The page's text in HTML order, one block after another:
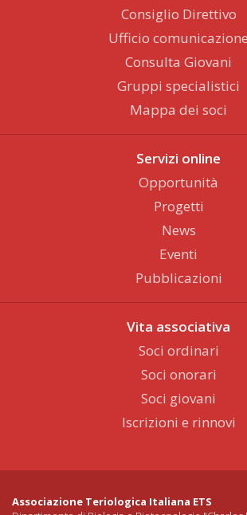
Consiglio Direttivo
Ufficio comunicazione
Consulta Giovani
Gruppi specialistici
Mappa dei soci
Servizi online
Opportunità
Progetti
News
Eventi
Pubblicazioni
Vita associativa
Soci ordinari
Soci onorari
Soci giovani
Iscrizioni e rinnovi
Associazione Teriologica Italiana ETS